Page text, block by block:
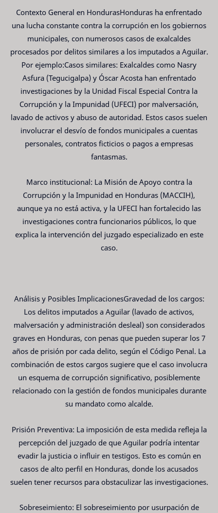
Contexto General en HondurasHonduras ha enfrentado
una lucha constante contra la corrupción en los gobiernos
municipales, con numerosos casos de exalcaldes
procesados por delitos similares a los imputados a Aguilar.
Por ejemplo:Casos similares: Exalcaldes como Nasry
Asfura (Tegucigalpa) y Óscar Acosta han enfrentado
investigaciones by la Unidad Fiscal Especial Contra la
Corrupción y la Impunidad (UFECI) por malversación,
lavado de activos y abuso de autoridad. Estos casos suelen
involucrar el desvío de fondos municipales a cuentas
personales, contratos ficticios o pagos a empresas
fantasmas.
Marco institucional: La Misión de Apoyo contra la
Corrupción y la Impunidad en Honduras (MACCIH),
aunque ya no está activa, y la UFECI han fortalecido las
investigaciones contra funcionarios públicos, lo que
explica la intervención del juzgado especializado en este
caso.
Análisis y Posibles ImplicacionesGravedad de los cargos:
Los delitos imputados a Aguilar (lavado de activos,
malversación y administración desleal) son considerados
graves en Honduras, con penas que pueden superar los 7
años de prisión por cada delito, según el Código Penal. La
combinación de estos cargos sugiere que el caso involucra
un esquema de corrupción significativo, posiblemente
relacionado con la gestión de fondos municipales durante
su mandato como alcalde.
Prisión Preventiva: La imposición de esta medida refleja la
percepción del juzgado de que Aguilar podría intentar
evadir la justicia o influir en testigos. Esto es común en
casos de alto perfil en Honduras, donde los acusados
suelen tener recursos para obstaculizar las investigaciones.
Sobreseimiento: El sobreseimiento por usurpación de